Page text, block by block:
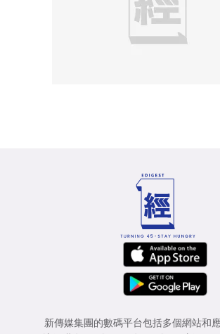
新傳媒集團的數碼平台包括多個網站和